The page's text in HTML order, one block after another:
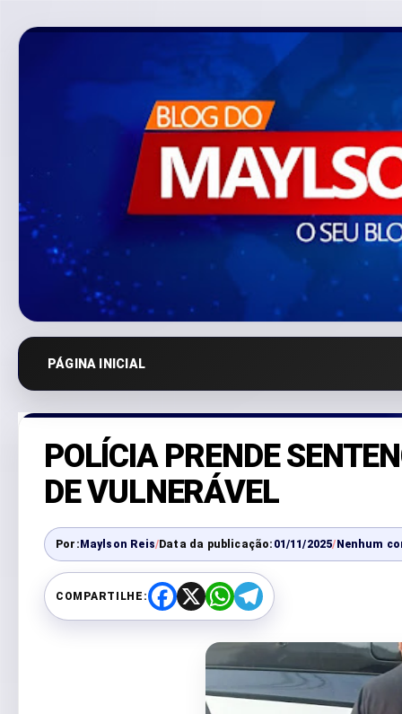
PÁGINA INICIAL
POLÍCIA PRENDE
DE VULNERÁVEL
Por:Maylson Reis/Data da publicação: 01/11/2025/Nenhum
COMPARTILHE:
F
a
X
W
h
t
s
A
p
p
T
e
e
r
a
m